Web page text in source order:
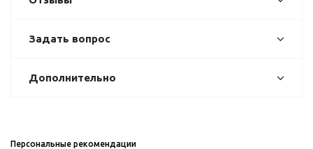
Задать вопрос
Дополнительно
Персональные рекомендации